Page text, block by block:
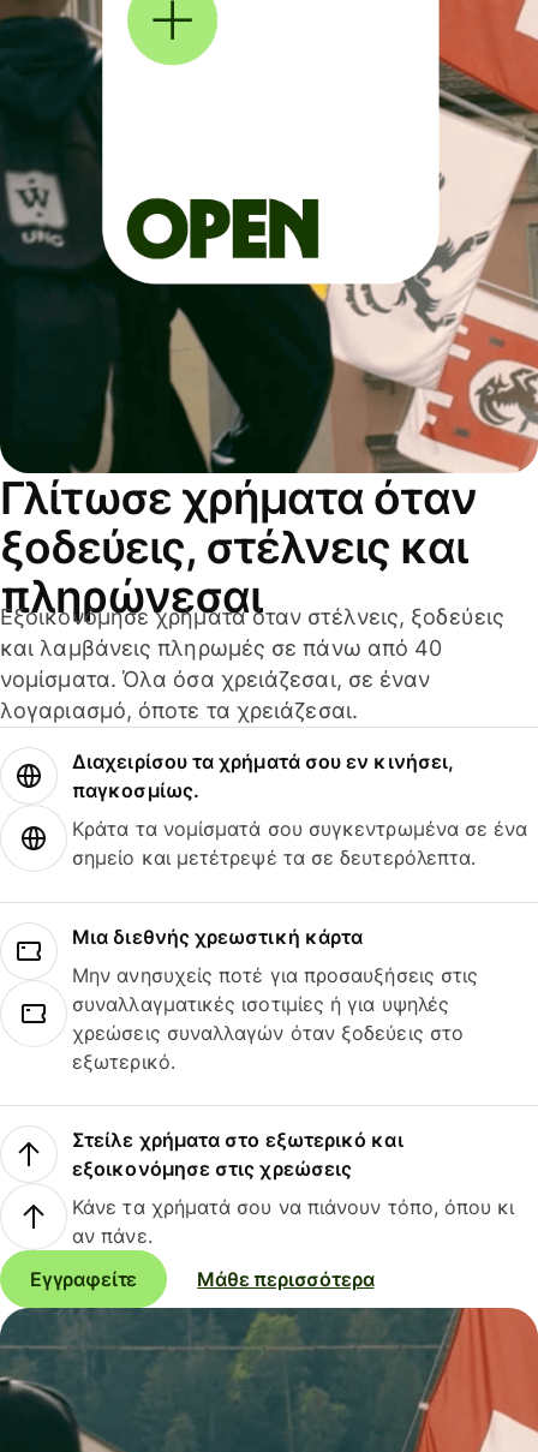
Γλίτωσε χρήματα όταν
ξοδεύεις, στέλνεις και
πληρώνεσαι
Εξοικονόμησε χρήματα όταν στέλνεις, ξοδεύεις
και λαμβάνεις πληρωμές σε πάνω από 40
νομίσματα. Όλα όσα χρειάζεσαι, σε έναν
λογαριασμό, όποτε τα χρειάζεσαι.
Διαχειρίσου τα χρήματά σου εν κινήσει,
παγκοσμίως.
Κράτα τα νομίσματά σου συγκεντρωμένα σε ένα
σημείο και μετέτρεψέ τα σε δευτερόλεπτα.
Μια διεθνής χρεωστική κάρτα
Μην ανησυχείς ποτέ για προσαυξήσεις στις
συναλλαγματικές ισοτιμίες ή για υψηλές
χρεώσεις συναλλαγών όταν ξοδεύεις στο
εξωτερικό.
Στείλε χρήματα στο εξωτερικό και
εξοικονόμησε στις χρεώσεις
Κάνε τα χρήματά σου να πιάνουν τόπο, όπου κι
αν πάνε.
Εγγραφείτε
Μάθε περισσότερα